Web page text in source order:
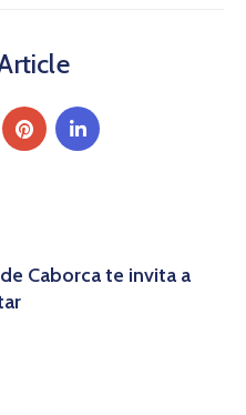
Caborca te invita a